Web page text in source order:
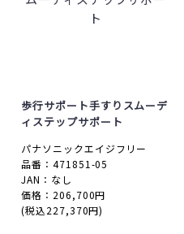
歩行サポート手すりスムーデ
ィステップサポート
パナソニックエイジフリー
品番：471851-05
JAN：なし
価格：206,700円
(税込227,370円)